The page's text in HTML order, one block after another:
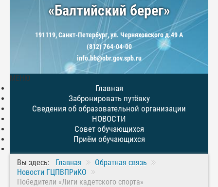
«Балтийский берег»
191119, Санкт-Петербург, ул. Черняховского д.49 А
(812) 764-04-00
info.bb@obr.gov.spb.ru
МЕНЮ
Главная
Забронировать путёвку
Сведения об образовательной организации
НОВОСТИ
Совет обучающихся
Приём обучающихся
Вы здесь: Главная
Обратная связь
Новости ГЦПВПРиКО
Победители «Лиги кадетского спорта»